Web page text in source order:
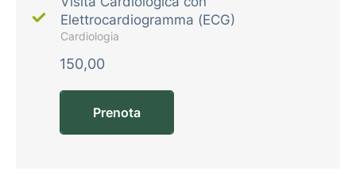
Elettrocardiogramma (ECG)
Cardiologia
150,00
Prenota